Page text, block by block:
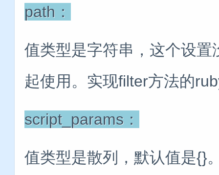
path：
值类型是字符串，这个设
起使用。实现filter方法的
script_params：
值类型是散列，默认值是{}